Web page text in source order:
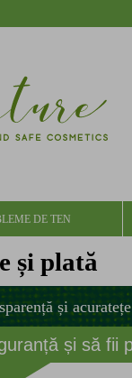
DE TEN
și plată
și acuratețe
și să fii